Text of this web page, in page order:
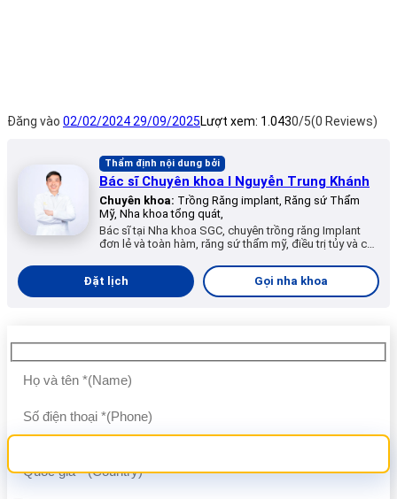
Đăng vào 02/02/2024 29/09/2025Lượt xem: 1.0430/5(0 Reviews)
Thẩm định nội dung bởi
Bác sĩ Chuyên khoa I Nguyễn Trung Khánh
Chuyên khoa: Trồng Răng implant, Răng sứ Thẩm
Mỹ, Nha khoa tổng quát,
Bác sĩ tại Nha khoa SGC, chuyên trồng răng Implant
đơn lẻ và toàn hàm, răng sứ thẩm mỹ, điều trị tủy và các
Đặt lịch
Gọi nha khoa